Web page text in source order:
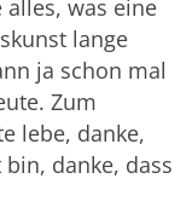
alles, was eine
lange
ja schon mal
Zum
lebe, danke,
danke, dass